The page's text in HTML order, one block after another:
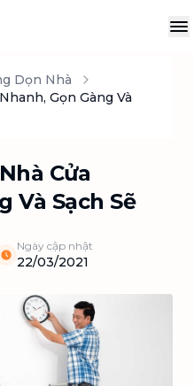
Dọn Nhà
Gọn Gàng Và
Cửa
Và Sạch Sẽ
Ngày cập nhật
22/03/2021